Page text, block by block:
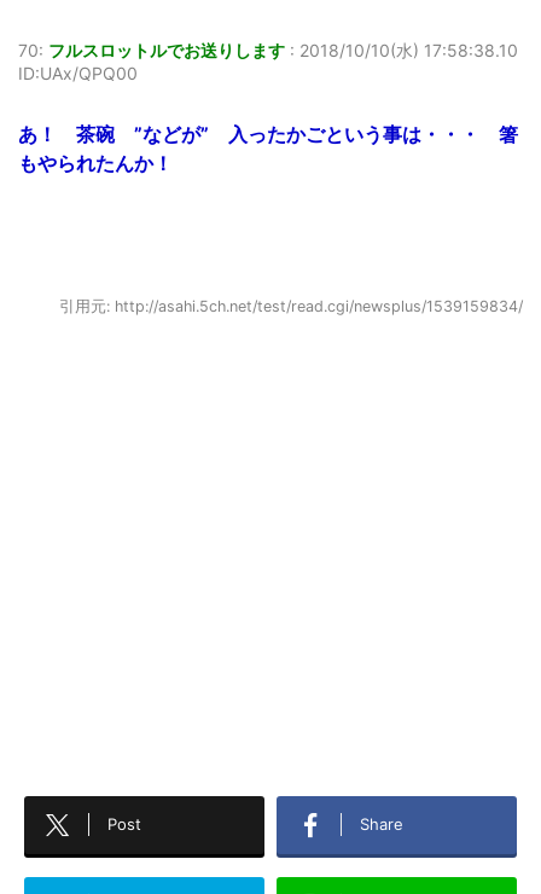
70: フルスロットルでお送りします : 2018/10/10(水) 17:58:38.10
ID:UAx/QPQ00
あ！ 茶碗 ”などが” 入ったかごという事は・・・ 箸
もやられたんか！
引用元: http://asahi.5ch.net/test/read.cgi/newsplus/1539159834/
Post Share